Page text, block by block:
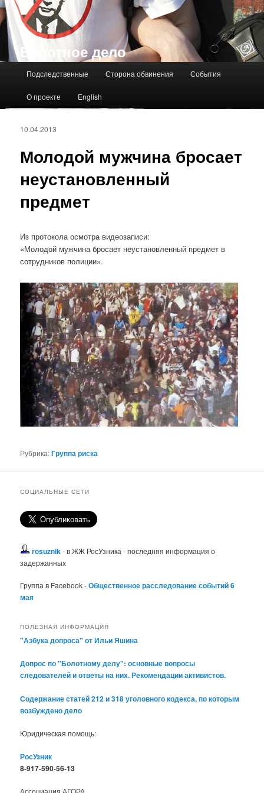
Болотное дело
Подследственные Сторона обвинения События
О проекте English
Молодой мужчина бросает
неустановленный
предмет
10.04.2013
Из протокола осмотра видеозаписи:
«Молодой мужчина бросает неустановленный предмет в
сотрудников полиции».
Рубрика:Группа риска
СОЦИАЛЬНЫЕ СЕТИ
rosuznik- в ЖЖ РосУзника - последняя информация о
задержанных
Группа в Facebook -Общественное расследование событий 6
мая
ПОЛЕЗНАЯ ИНФОРМАЦИЯ
"Азбука допроса" от Ильи Яшина
Допрос по "Болотному делу": основные вопросы
следователей и ответы на них. Рекомендации активистов.
Содержание статей 212 и 318 уголовного кодекса, по которым
возбуждено дело
Юридическая помощь:
РосУзник
8-917-590-56-13